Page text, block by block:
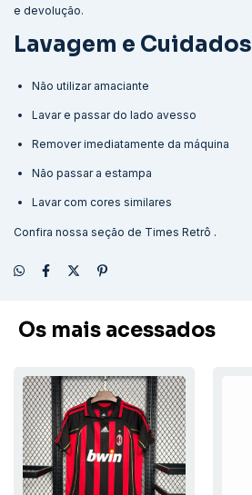
e devolução.
Lavagem e Cuidados
Não utilizar amaciante
Lavar e passar do lado avesso
Remover imediatamente da máquina
Não passar a estampa
Lavar com cores similares
Confira nossa seção de Times Retrô .
Os mais acessados